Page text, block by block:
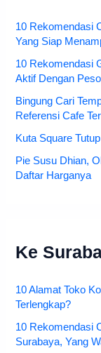
10 Rekomendasi
Yang Siap
10 Rekomendasi
Aktif Dengan
Bingung Cari
Referensi Cafe
Kuta Square
Pie Susu Dhian,
Daftar Harganya
Ke
10 Alamat Toko
Terlengkap?
10 Rekomendasi
Surabaya, Yang